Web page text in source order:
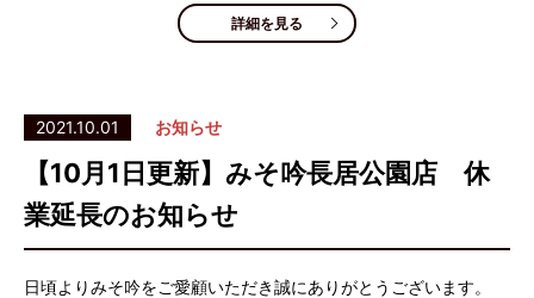
詳細を見る
2021.10.01 お知らせ
【10月1日更新】みそ吟長居公園店 休
業延長のお知らせ
日頃よりみそ吟をご愛顧いただき誠にありがとうございます。